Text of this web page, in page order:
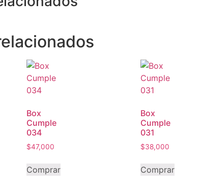
Box
Cumple
034
$47,000
Comprar
Box
Cumple
031
$38,000
Comprar